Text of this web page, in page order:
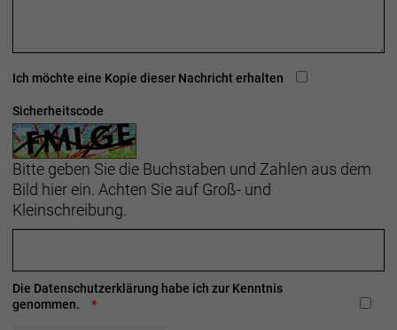
Ich möchte eine Kopie dieser Nachricht erhalten
Sicherheitscode
Bitte geben Sie die Buchstaben und Zahlen aus dem
Bild hier ein. Achten Sie auf Groß- und
Kleinschreibung.
Die Datenschutzerklärung habe ich zur Kenntnis
genommen.